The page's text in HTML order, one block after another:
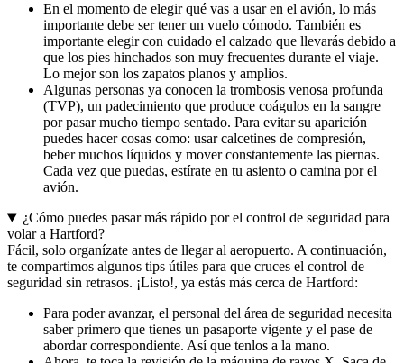
En el momento de elegir qué vas a usar en el avión, lo más
importante debe ser tener un vuelo cómodo. También es
importante elegir con cuidado el calzado que llevarás debido a
que los pies hinchados son muy frecuentes durante el viaje.
Lo mejor son los zapatos planos y amplios.
Algunas personas ya conocen la trombosis venosa profunda
(TVP), un padecimiento que produce coágulos en la sangre
por pasar mucho tiempo sentado. Para evitar su aparición
puedes hacer cosas como: usar calcetines de compresión,
beber muchos líquidos y mover constantemente las piernas.
Cada vez que puedas, estírate en tu asiento o camina por el
avión.
¿Cómo puedes pasar más rápido por el control de seguridad para
volar a Hartford?
Fácil, solo organízate antes de llegar al aeropuerto. A continuación,
te compartimos algunos tips útiles para que cruces el control de
seguridad sin retrasos. ¡Listo!, ya estás más cerca de Hartford:
Para poder avanzar, el personal del área de seguridad necesita
saber primero que tienes un pasaporte vigente y el pase de
abordar correspondiente. Así que tenlos a la mano.